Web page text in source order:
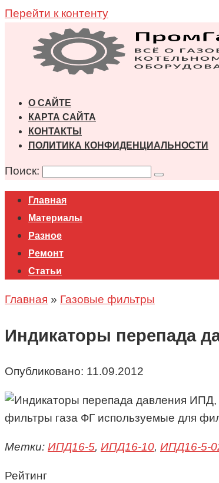
Перейти к контенту
О САЙТЕ
КАРТА САЙТА
КОНТАКТЫ
ПОЛИТИКА КОНФИДЕНЦИАЛЬНОСТИ
Поиск:
Главная
Материалы
Разное
Ремонт
Статьи
Главная » Газовые фильтры
Индикаторы перепада
Опубликовано: 11.09.2012
фильтры газа ФГ используемые для
Метки: ИПД16-5, ИПД16-10, ИПД16-5-
Рейтинг